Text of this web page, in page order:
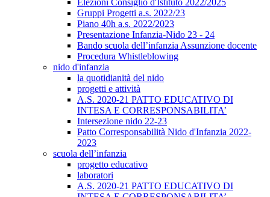
Elezioni Consiglio d'Istituto 2022/2025
Gruppi Progetti a.s. 2022/23
Piano 40h a.s. 2022/2023
Presentazione Infanzia-Nido 23 - 24
Bando scuola dell’infanzia Assunzione docente
Procedura Whistleblowing
nido d'infanzia
la quotidianità del nido
progetti e attività
A.S. 2020-21 PATTO EDUCATIVO DI
INTESA E CORRESPONSABILITA’
Intersezione nido 22-23
Patto Corresponsabilità Nido d'Infanzia 2022-
2023
scuola dell’infanzia
progetto educativo
laboratori
A.S. 2020-21 PATTO EDUCATIVO DI